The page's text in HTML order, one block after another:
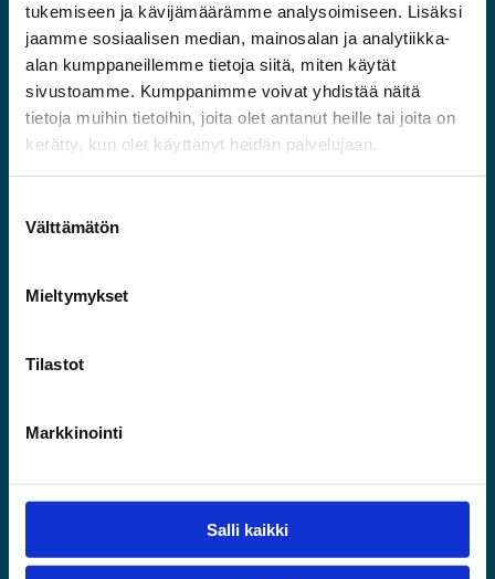
tukemiseen ja kävijämäärämme analysoimiseen. Lisäksi
jaamme sosiaalisen median, mainosalan ja analytiikka-
alan kumppaneillemme tietoja siitä, miten käytät
sivustoamme. Kumppanimme voivat yhdistää näitä
tietoja muihin tietoihin, joita olet antanut heille tai joita on
kerätty, kun olet käyttänyt heidän palvelujaan.
Välttämätön
Mieltymykset
Tilastot
Markkinointi
Salli kaikki
Riihimäen Tilat ja Kehitys Oy
Business Park Riihimäki
Kaartokatu 2
11100 Riihimäki
Yhteystiedot
050 568 0037
Tilaa uutiskirje
Vapaat toimitilat